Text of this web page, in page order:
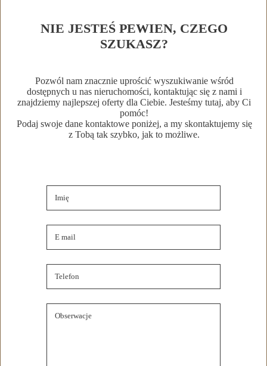
Szczegóły oferty
NIE JESTEŚ PEWIEN, CZEGO
SZUKASZ?
Pozwól nam znacznie uprościć wyszukiwanie wśród
dostępnych u nas nieruchomości, kontaktując się z nami i
znajdziemy najlepszej oferty dla Ciebie. Jesteśmy tutaj, aby Ci
pomóc!
Podaj swoje dane kontaktowe poniżej, a my skontaktujemy się
z Tobą tak szybko, jak to możliwe.